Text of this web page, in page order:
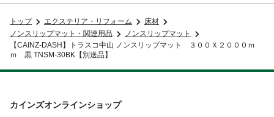
トップ エクステリア・リフォーム
床材
ノンスリップマット・関連用品
ノンスリップマット
【CAINZ-DASH】トラスコ中山 ノンスリップマット ３００Ｘ２０００ｍ
ｍ 黒 TNSM-30BK【別送品】
カインズオンラインショップ